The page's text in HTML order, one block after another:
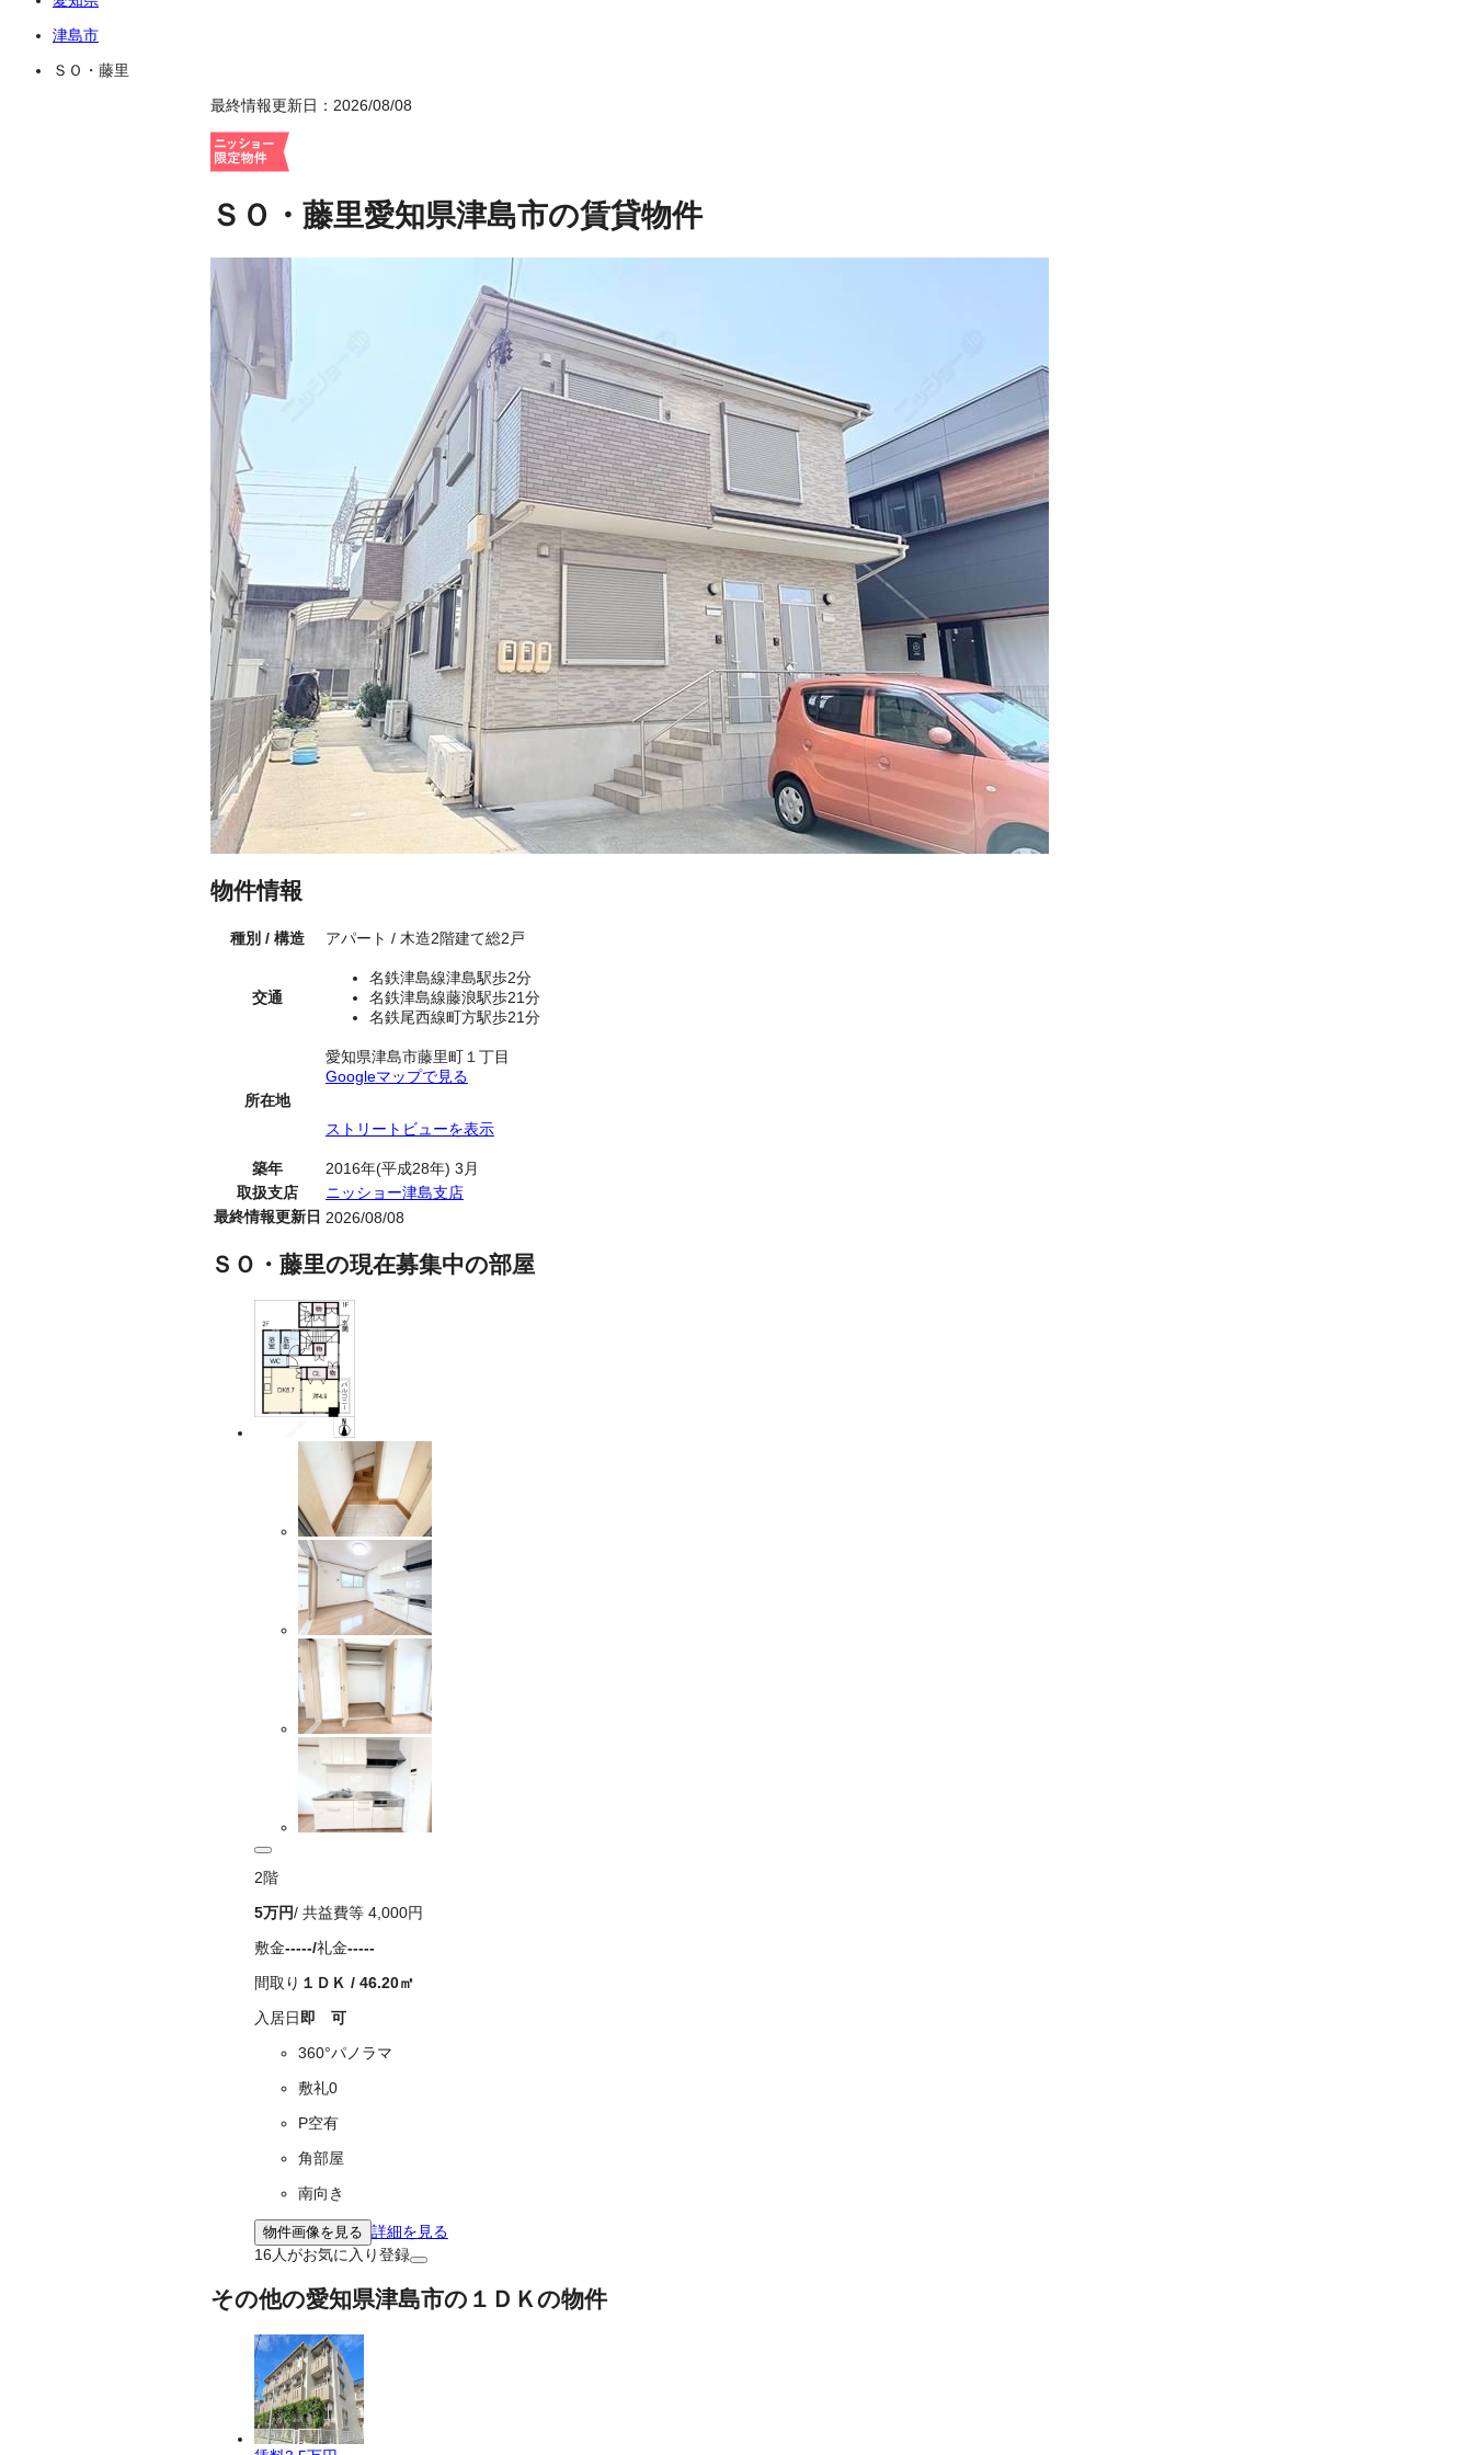
津島市
ＳＯ・藤里
最終情報更新日：2026/08/08
ＳＯ・藤里愛知県津島市の賃貸物件
物件情報
種別 / 構造 アパート / 木造2階建て総2戸
交通
名鉄津島線津島駅歩2分
名鉄津島線藤浪駅歩21分
名鉄尾西線町方駅歩21分
所在地
愛知県津島市藤里町１丁目
Googleマップで見る
ストリートビューを表示
築年
2016年(平成28年) 3月
取扱支店
ニッショー津島支店
最終情報更新日 2026/08/08
ＳＯ・藤里の現在募集中の部屋
2階
5万円/ 共益費等 4,000円
敷金-----/礼金-----
間取り １ＤＫ / 46.20㎡
入居日 即 可
360°パノラマ
敷礼0
P空有
角部屋
南向き
物件画像を見る 詳細を見る
16 人がお気に入り登録
その他の愛知県津島市の１ＤＫの物件